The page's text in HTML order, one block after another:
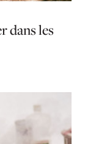
dans les